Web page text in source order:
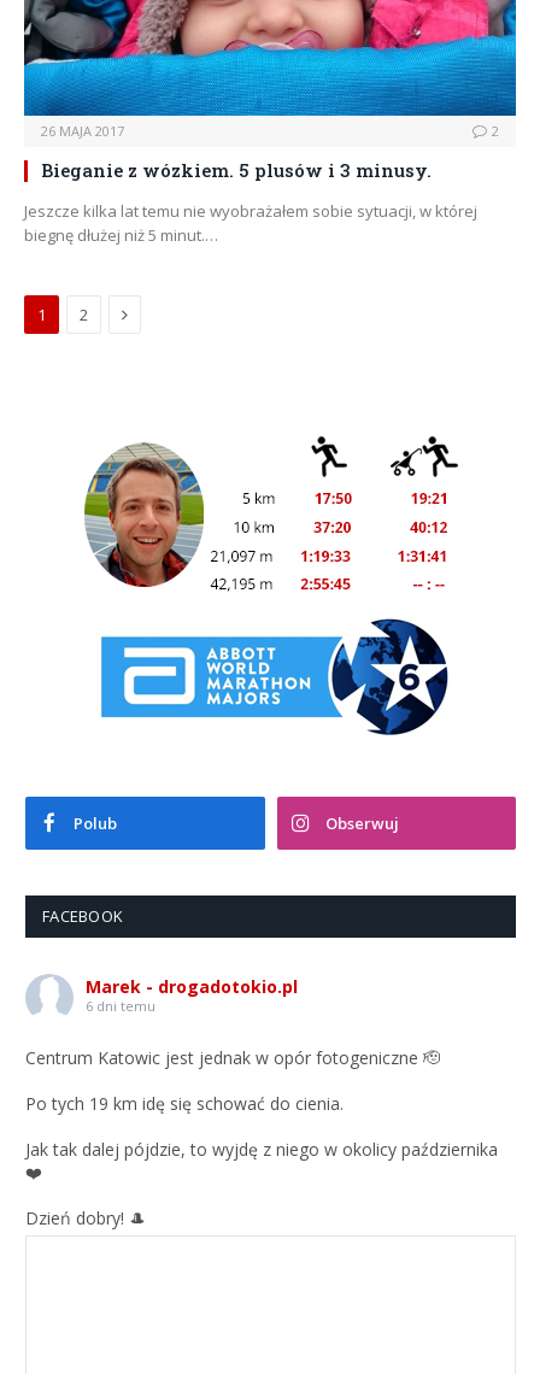
26 MAJA 2017 2
Bieganie z wózkiem. 5 plusów i 3 minusy.
Jeszcze kilka lat temu nie wyobrażałem sobie sytuacji, w której
biegnę dłużej niż 5 minut.…
1 2 Next
Polub Obserwuj
FACEBOOK
Marek - drogadotokio.pl
6 dni temu
Centrum Katowic jest jednak w opór fotogeniczne 🫡
Po tych 19 km idę się schować do cienia.
Jak tak dalej pójdzie, to wyjdę z niego w okolicy października
❤️
Dzień dobry! 🎩